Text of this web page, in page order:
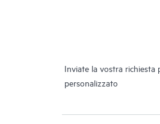
Inviate la vostra richiesta
personalizzato